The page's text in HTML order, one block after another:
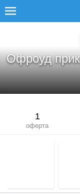
Офроуд
1
оферта